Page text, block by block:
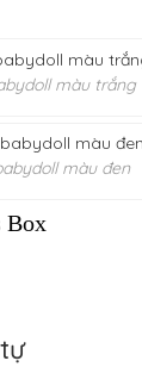
màu trắng
màu đen
Box